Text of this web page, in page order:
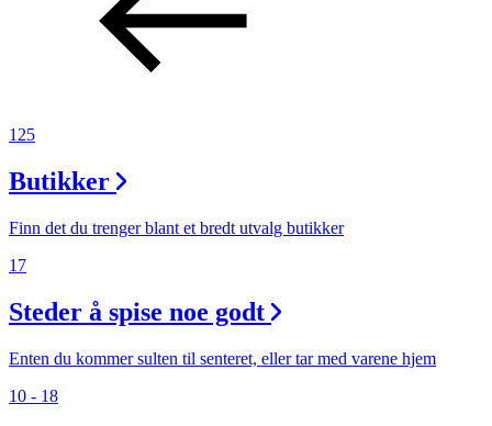
Finn frem
125
Butikker
Finn det du trenger blant et bredt utvalg butikker
17
Steder å spise noe godt
Enten du kommer sulten til senteret, eller tar med varene hjem
10 - 18